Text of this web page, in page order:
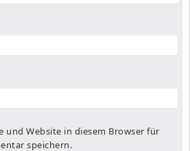
und Website in diesem Browser für
speichern.